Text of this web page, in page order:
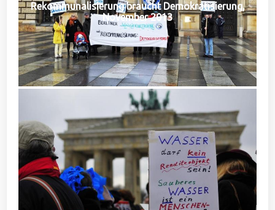
Rekommunalisierung braucht Demokratisierung,
November 2013